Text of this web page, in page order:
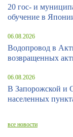
20 гос- и
обучение в
06.08.2026
Водопровод в
возвращенных
06.08.2026
В Запорожской и
населенных
все новости